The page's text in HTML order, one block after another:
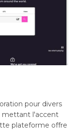
pour divers
mettant l'accent
plateforme offre